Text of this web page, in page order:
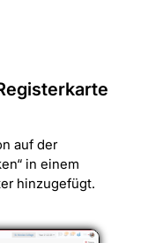
auf der
in einem
hinzugefügt.